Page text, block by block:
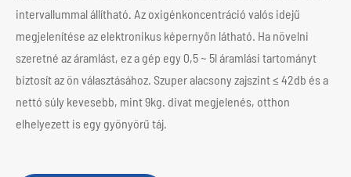
intervallummal állítható. Az oxigénkoncentráció valós idejű
megjelenítése az elektronikus képernyőn látható. Ha növelni
szeretné az áramlást, ez a gép egy 0,5 ~ 5l áramlási tartományt
biztosít az ön választásához. Szuper alacsony zajszint ≤ 42db és a
nettó súly kevesebb, mint 9kg. divat megjelenés, otthon
elhelyezett is egy gyönyörű táj.